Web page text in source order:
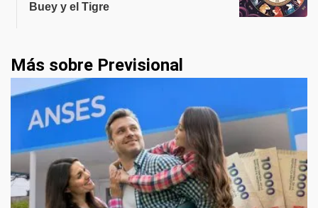
Buey y el Tigre
Más sobre Previsional